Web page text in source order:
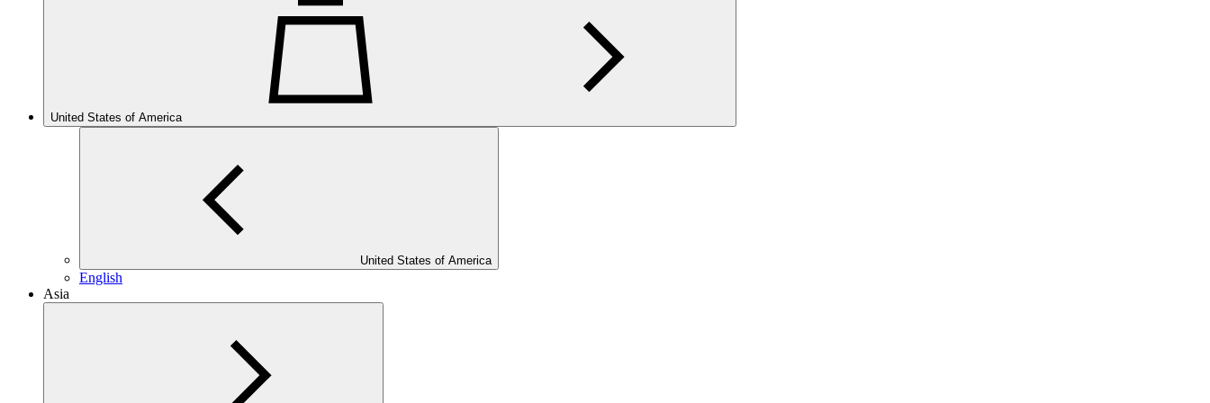
United States of America
United States of America
English
Asia